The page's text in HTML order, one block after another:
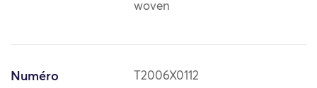
woven
Numéro
T2006X0112